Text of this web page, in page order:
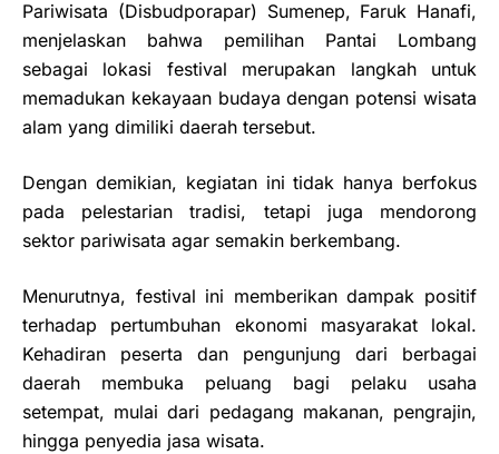
Pariwisata (Disbudporapar) Sumenep, Faruk Hanafi,
menjelaskan bahwa pemilihan Pantai Lombang
sebagai lokasi festival merupakan langkah untuk
memadukan kekayaan budaya dengan potensi wisata
alam yang dimiliki daerah tersebut.
Dengan demikian, kegiatan ini tidak hanya berfokus
pada pelestarian tradisi, tetapi juga mendorong
sektor pariwisata agar semakin berkembang.
Menurutnya, festival ini memberikan dampak positif
terhadap pertumbuhan ekonomi masyarakat lokal.
Kehadiran peserta dan pengunjung dari berbagai
daerah membuka peluang bagi pelaku usaha
setempat, mulai dari pedagang makanan, pengrajin,
hingga penyedia jasa wisata.